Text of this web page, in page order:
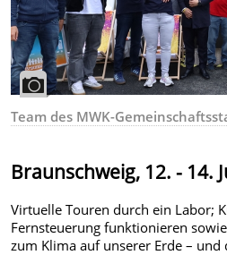
Team des MWK-
Braunschweig, 12. - 14.
Virtuelle Touren durch ein Labor;
Fernsteuerung funktionieren
zum Klima auf unserer Erde – und